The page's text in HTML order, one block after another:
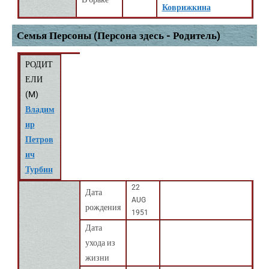
Коврижкина
Семья Персоны (Персона здесь - Родитель)
РОДИТ
ЕЛИ
(M)
Владим
ир
Петров
ич
Турбин
Дата
рождения
22
AUG
1951
Дата
ухода из
жизни